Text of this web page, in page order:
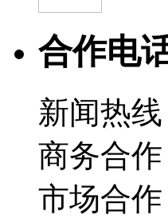
合作电
新闻热线
商务合作
市场合作